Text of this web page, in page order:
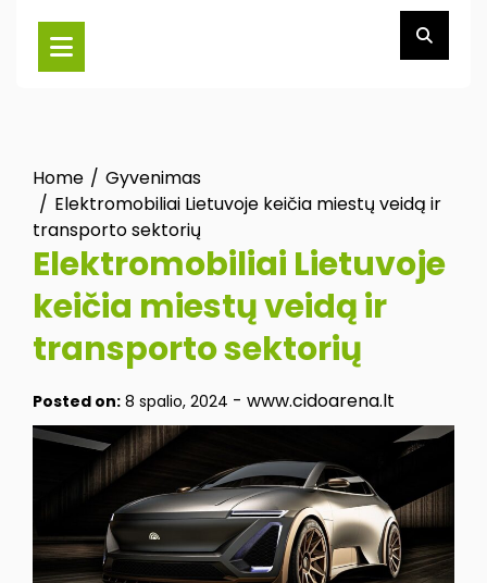
Home
Gyvenimas
Elektromobiliai Lietuvoje keičia miestų veidą ir
transporto sektorių
Elektromobiliai Lietuvoje
keičia miestų veidą ir
transporto sektorių
Posted on: 8 spalio, 2024 - www.cidoarena.lt